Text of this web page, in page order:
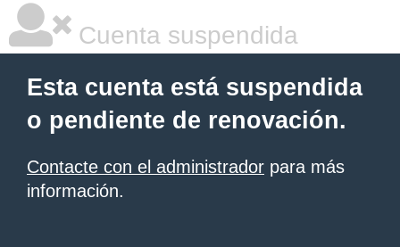
Cuenta suspendida
Esta cuenta está suspendida
o pendiente de renovación.
Contacte con el administrador para más
información.